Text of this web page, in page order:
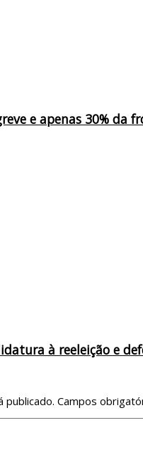
e apenas 30% da
à reeleição e
publicado. Campos